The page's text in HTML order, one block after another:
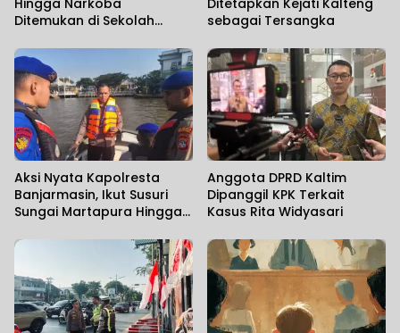
Ditemukan di Sekolah
sebagai Tersangka
Aksi Nyata Kapolresta
Banjarmasin, Ikut Susuri
Sungai Martapura Hingga
Ditemukan
Anggota DPRD Kaltim
Dipanggil KPK Terkait
Kasus Rita Widyasari